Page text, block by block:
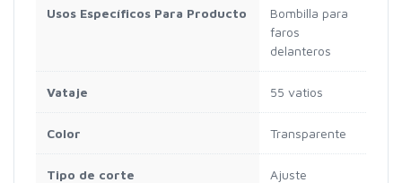
Usos Específicos Para Producto
Bombilla para
faros
delanteros
Vataje 55 vatios
Color Transparente
Tipo de corte
Ajuste